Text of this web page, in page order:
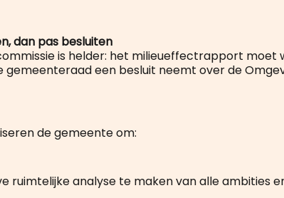
dan pas besluiten
is helder: het milieueffectrapport moet
gemeenteraad een besluit neemt over de
de gemeente om:
ruimtelijke analyse te maken van alle ambities